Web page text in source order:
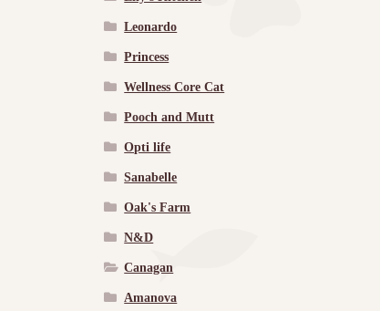
Leonardo
Princess
Wellness Core Cat
Pooch and Mutt
Opti life
Sanabelle
Oak's Farm
N&D
Canagan
Amanova